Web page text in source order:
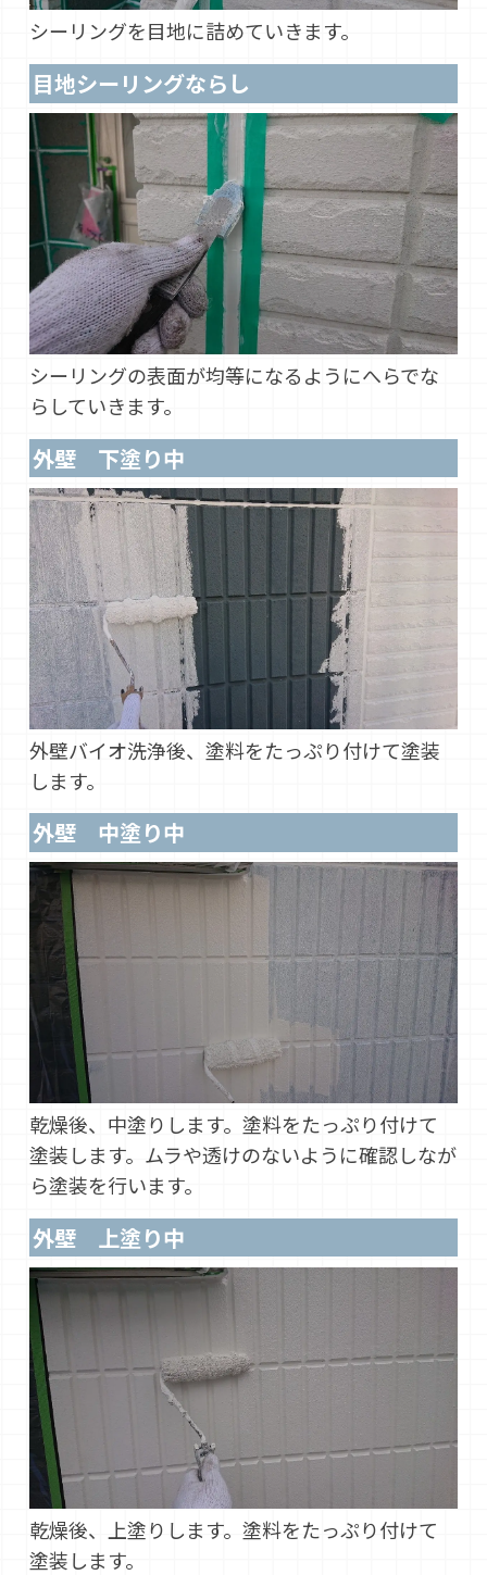
シーリングを目地に詰めていきます。
目地シーリングならし
シーリングの表面が均等になるようにへらでな
らしていきます。
外壁 下塗り中
外壁バイオ洗浄後、塗料をたっぷり付けて塗装
します。
外壁 中塗り中
乾燥後、中塗りします。塗料をたっぷり付けて
塗装します。ムラや透けのないように確認しなが
ら塗装を行います。
外壁 上塗り中
乾燥後、上塗りします。塗料をたっぷり付けて
塗装します。